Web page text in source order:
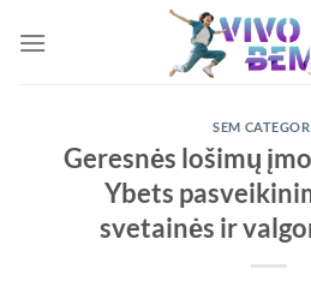
SEM
Geresnės lošimų
Ybets
svetainės ir